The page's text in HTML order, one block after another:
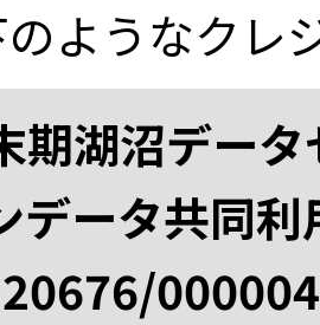
ようなクレ
期湖沼デー
データ共同